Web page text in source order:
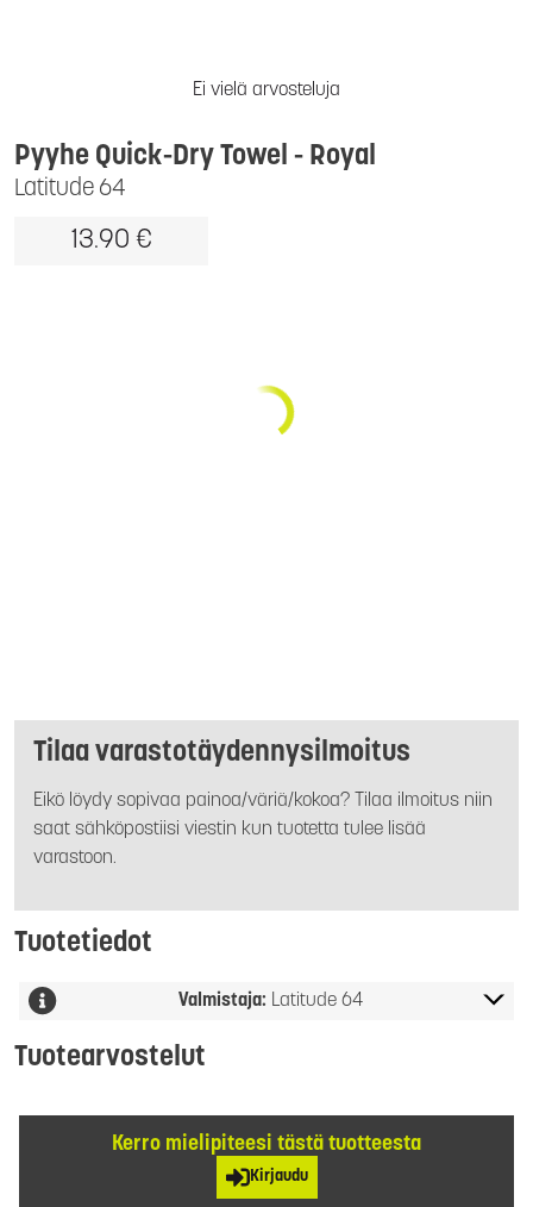
Ei vielä arvosteluja
Latitude 64
Pyyhe Quick-Dry Towel - Royal
13.90 €
Tilaa varastotäydennysilmoitus
Eikö löydy sopivaa painoa/väriä/kokoa? Tilaa ilmoitus niin
saat sähköpostiisi viestin kun tuotetta tulee lisää
varastoon.
Tuotetiedot
Valmistaja: Latitude 64
Tuotearvostelut
Kerro mielipiteesi tästä tuotteesta
Kirjaudu